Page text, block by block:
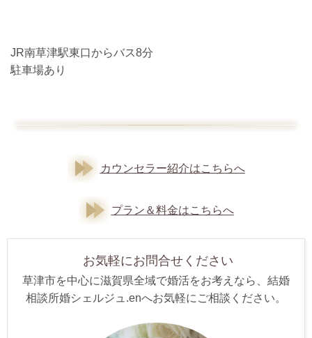
JR南草津駅東口からバス8分
駐車場あり
カウンセラー紹介はこちらへ
プラン＆料金はこちらへ
お気軽にお問合せください
草津市を中心に滋賀県全域で婚活をお考えなら、結婚
相談所婚シェルジュ.enへお気軽にご相談ください。